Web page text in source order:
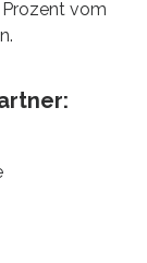
vom